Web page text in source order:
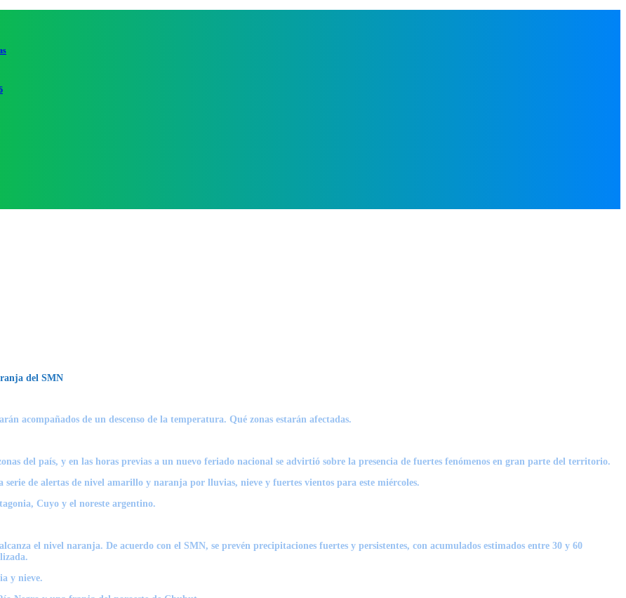
del SMN
acompañados de un descenso de la temperatura. Qué zonas estarán afectadas.
del país, y en las horas previas a un nuevo feriado nacional se advirtió sobre la presencia de fuertes fenómenos en gran parte del territorio.
de alertas de nivel amarillo y naranja por lluvias, nieve y fuertes vientos para este miércoles.
Cuyo y el noreste argentino.
el nivel naranja. De acuerdo con el SMN, se prevén precipitaciones fuertes y persistentes, con acumulados estimados entre 30 y 60
y nieve.